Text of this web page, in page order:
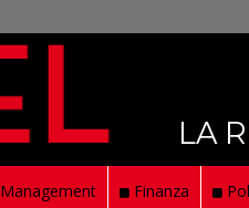
LA
Management Finanza